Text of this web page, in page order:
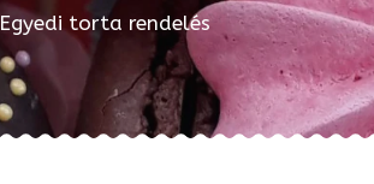
Egyedi torta rendelés